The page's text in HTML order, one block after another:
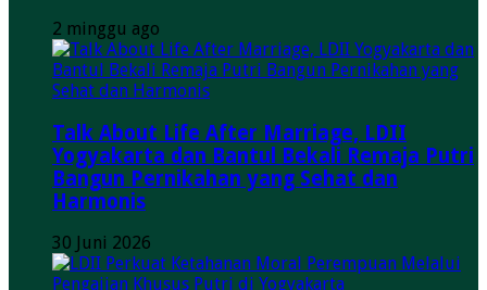
2 minggu ago
Talk About Life After Marriage, LDII
Yogyakarta dan Bantul Bekali Remaja Putri
Bangun Pernikahan yang Sehat dan
Harmonis
30 Juni 2026